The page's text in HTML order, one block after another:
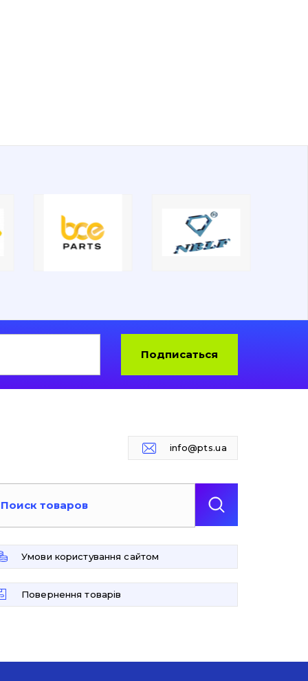
Подписаться
info@pts.ua
Умови користування сайтом
Повернення товарів